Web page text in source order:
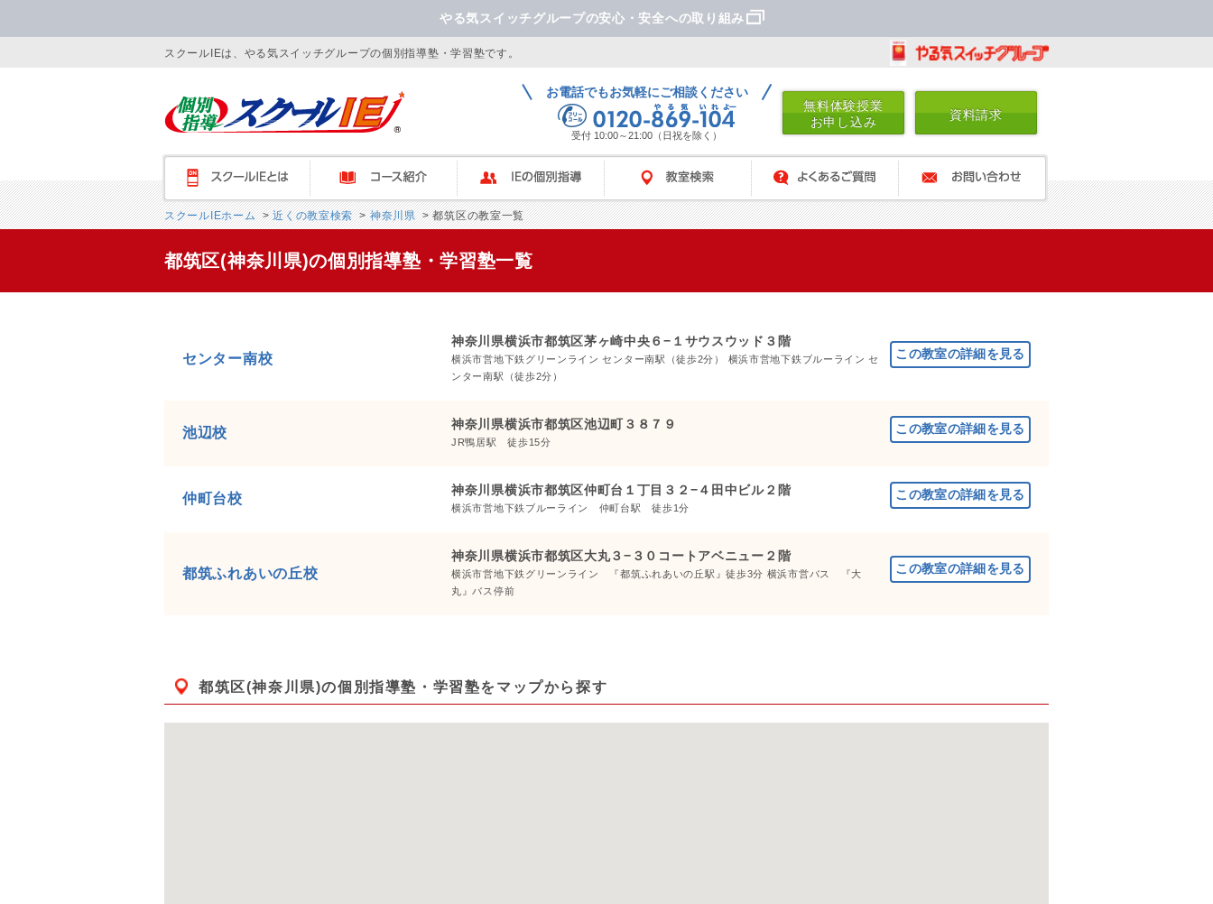
やる気スイッチグループの安心・安全への取り組み
スクールIEは、やる気スイッチグループの個別指導塾・学習塾です。
お電話でもお気軽にご相談ください
受付 10:00～21:00（日祝を除く）
無料体験授業
お申し込み
資料請求
スクールIEとは コース紹介 IEの個別指導 教室検索 よくあるご質問 お問い合わせ
スクールIEホーム>近くの教室検索>神奈川県> 都筑区の教室一覧
都筑区(神奈川県)の個別指導塾・学習塾一覧
センター南校
神奈川県横浜市都筑区茅ヶ崎中央６−１サウスウッド３階
横浜市営地下鉄グリーンライン センター南駅（徒歩2分） 横浜市営地下鉄ブルーライン セ
ンター南駅（徒歩2分）
池辺校
神奈川県横浜市都筑区池辺町３８７９
JR鴨居駅 徒歩15分
仲町台校
神奈川県横浜市都筑区仲町台１丁目３２−４田中ビル２階
横浜市営地下鉄ブルーライン 仲町台駅 徒歩1分
都筑ふれあいの丘校
神奈川県横浜市都筑区大丸３−３０コートアベニュー２階
横浜市営地下鉄グリーンライン 『都筑ふれあいの丘駅』徒歩3分 横浜市営バス 『大
丸』バス停前
都筑区(神奈川県)の個別指導塾・学習塾をマップから探す